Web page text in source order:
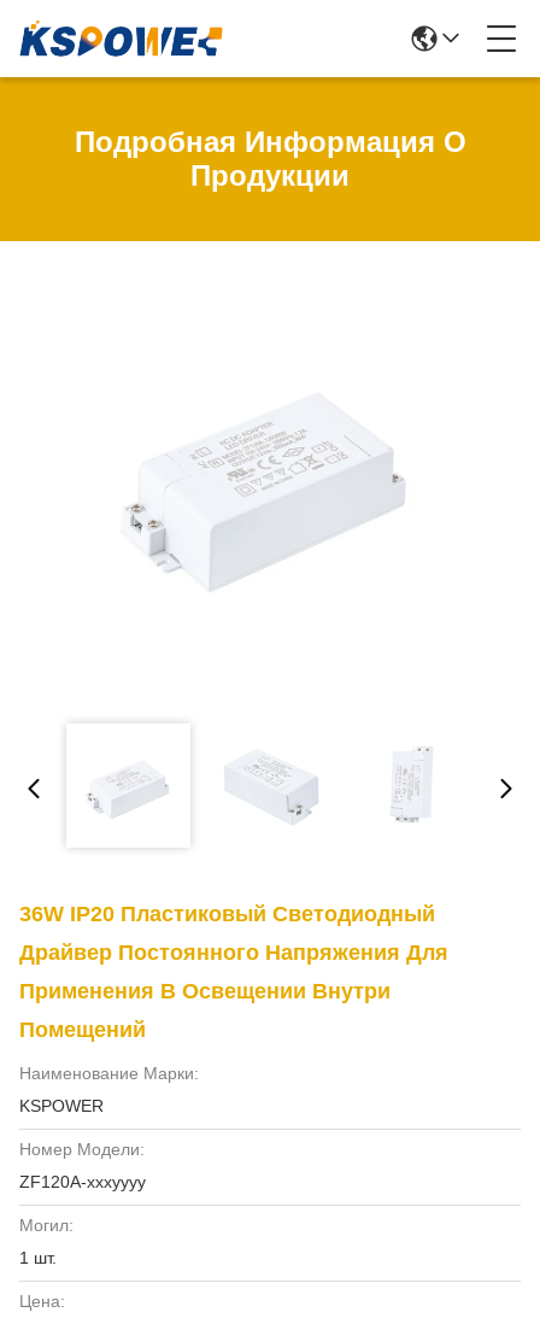
Подробная Информация О
Продукции
36W IP20 Пластиковый Светодиодный
Драйвер Постоянного Напряжения Для
Применения В Освещении Внутри
Помещений
Наименование Марки:
KSPOWER
Номер Модели:
ZF120A-xxxyyyy
Могил:
1 шт.
Цена: